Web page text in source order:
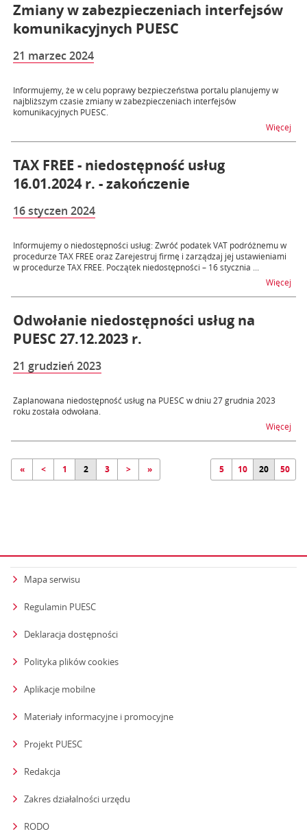
Zmiany w zabezpieczeniach interfejsów
komunikacyjnych PUESC
21 marzec 2024
Informujemy, że w celu poprawy bezpieczeństwa portalu planujemy w
najbliższym czasie zmiany w zabezpieczeniach interfejsów
komunikacyjnych PUESC.
Więcej
TAX FREE - niedostępność usług
16.01.2024 r. - zakończenie
16 styczen 2024
Informujemy o niedostępności usług: Zwróć podatek VAT podróżnemu w
procedurze TAX FREE oraz Zarejestruj firmę i zarządzaj jej ustawieniami
w procedurze TAX FREE. Początek niedostępności – 16 stycznia ...
Więcej
Odwołanie niedostępności usług na
PUESC 27.12.2023 r.
21 grudzień 2023
Zaplanowana niedostępność usług na PUESC w dniu 27 grudnia 2023
roku została odwołana.
Więcej
« < 1 2 3 > » 5 10 20 50
Mapa serwisu
Regulamin PUESC
Deklaracja dostępności
Polityka plików cookies
Aplikacje mobilne
Materiały informacyjne i promocyjne
Projekt PUESC
Redakcja
Zakres działalności urzędu
RODO